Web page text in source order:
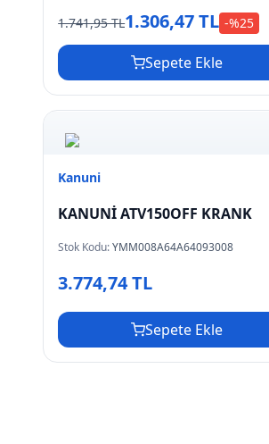
1.741,95 TL1.306,47 TL -%25
Sepete Ekle
Kanuni
KANUNİ ATV150OFF KRANK
Stok Kodu:YMM008A64A64093008
3.774,74 TL
Sepete Ekle